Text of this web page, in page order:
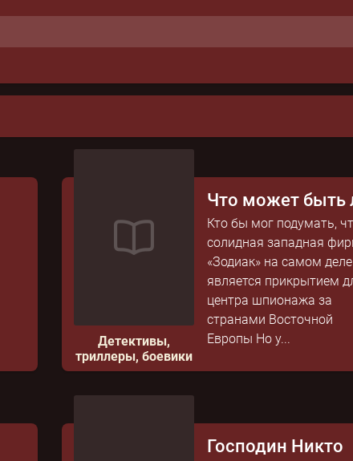
Детективы,
триллеры, боевики
Что может быть
Кто бы мог подумать,
солидная западная
«Зодиак» на самом деле
является прикрытием
центра шпионажа за
странами Восточной
Европы Но у...
Господин Никто